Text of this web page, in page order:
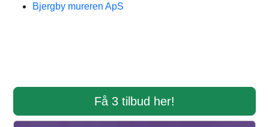
Bjergby mureren ApS
Få 3 tilbud her!